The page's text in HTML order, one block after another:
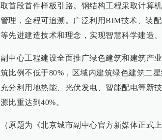
取首段首件样板引路。钢结构工程采取计算
管理，全程可追溯。广泛利用BIM技术、装
等先进建造技术和理念，实现智慧科学建造、
副中心工程建设全面推广绿色建筑和建筑产
筑比例不低于80%，区域内建筑绿色建筑二
充分利用地热能、光伏发电、智能配电等新
源比重达到40%。
（原题为《北京城市副中心官方新媒体正式上